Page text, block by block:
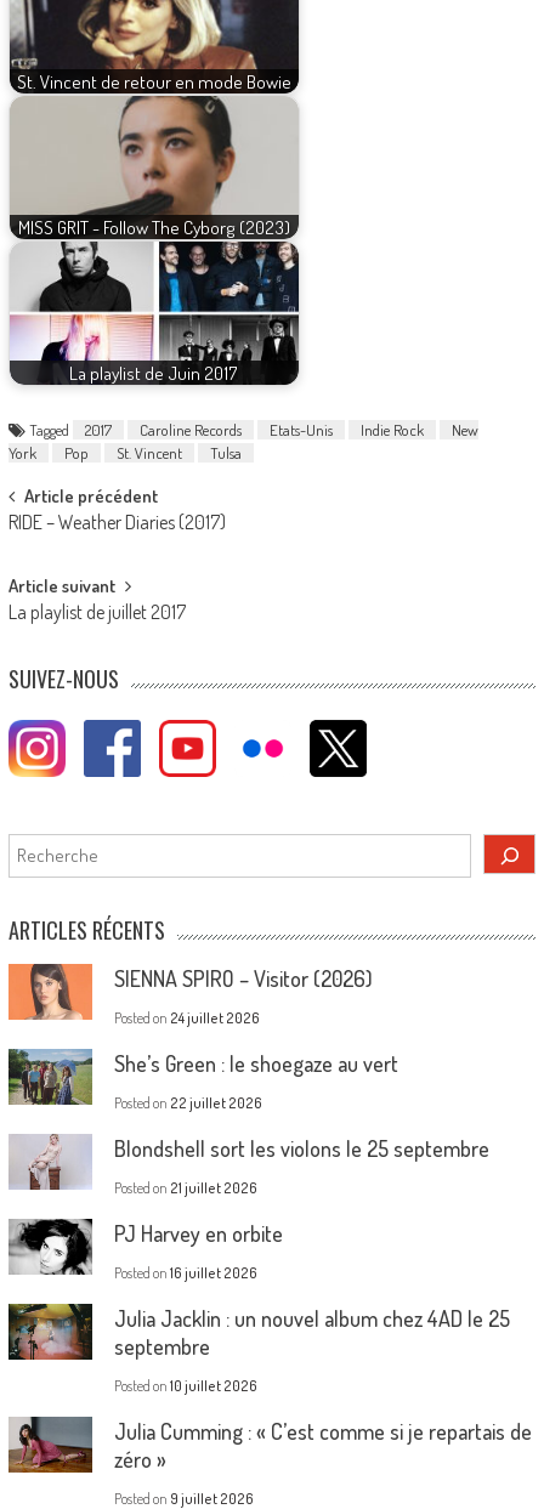
St. Vincent de retour en mode Bowie
MISS GRIT - Follow The Cyborg (2023)
La playlist de Juin 2017
Tagged 2017 Caroline Records Etats-Unis Indie Rock
New
York
Pop St. Vincent Tulsa
Post
navigation
Article précédent
RIDE – Weather Diaries (2017)
Article suivant
La playlist de juillet 2017
SUIVEZ-NOUS
Rechercher
ARTICLES RÉCENTS
SIENNA SPIRO – Visitor (2026)
Posted on 24 juillet 2026
She’s Green : le shoegaze au vert
Posted on 22 juillet 2026
Blondshell sort les violons le 25 septembre
Posted on 21 juillet 2026
PJ Harvey en orbite
Posted on 16 juillet 2026
Julia Jacklin : un nouvel album chez 4AD le 25
septembre
Posted on 10 juillet 2026
Julia Cumming : « C’est comme si je repartais de
zéro »
Posted on 9 juillet 2026